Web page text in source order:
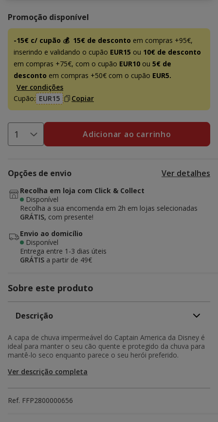
Promoção disponível
-15€ c/ cupão 💰 15€ de desconto em compras +95€,
inserindo e validando o cupão EUR15 ou 10€ de desconto
em compras +75€, com o cupão EUR10 ou 5€ de
desconto em compras +50€ com o cupão EUR5.
Ver condições
Cupão: EUR15 Copiar
Adicionar ao carrinho
Opções de envio Ver detalhes
Recolha em loja com Click & Collect
Disponível
Recolha a sua encomenda em 2h em lojas selecionadas
GRÁTIS, com presente!
Envio ao domicílio
Disponível
Entrega entre 1-3 dias úteis
GRÁTIS a partir de 49€
Sobre este produto
Descrição
A capa de chuva impermeável do Captain America da Disney é
ideal para manter o seu cão quente e protegido da chuva para
mantê-lo seco enquanto parece o seu herói preferido.
Ver descrição completa
Ref. FFP2800000656